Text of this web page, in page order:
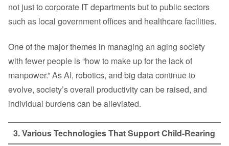
not just to corporate IT departments but to public sectors
such as local government offices and healthcare facilities.
One of the major themes in managing an aging society
with fewer people is “how to make up for the lack of
manpower.” As AI, robotics, and big data continue to
evolve, society’s overall productivity can be raised, and
individual burdens can be alleviated.
3. Various Technologies That Support Child-Rearing